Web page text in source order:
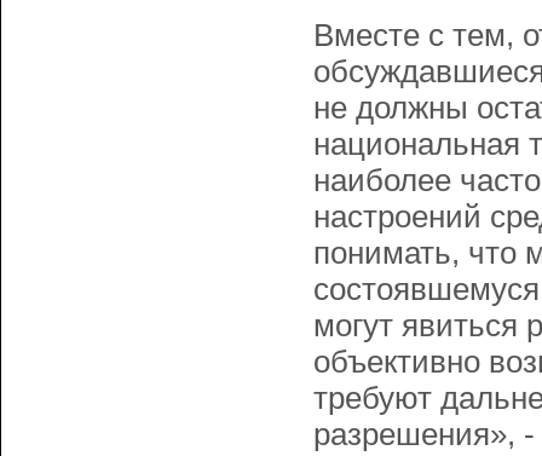
Вместе с тем,
не должны
национальная
наиболее
настроений
понимать, что
могут явиться
объективно
требуют
разрешения»,